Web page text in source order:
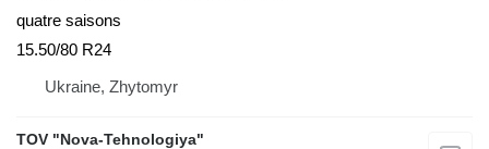
quatre saisons
15.50/80 R24
Ukraine, Zhytomyr
TOV "Nova-Tehnologiya"